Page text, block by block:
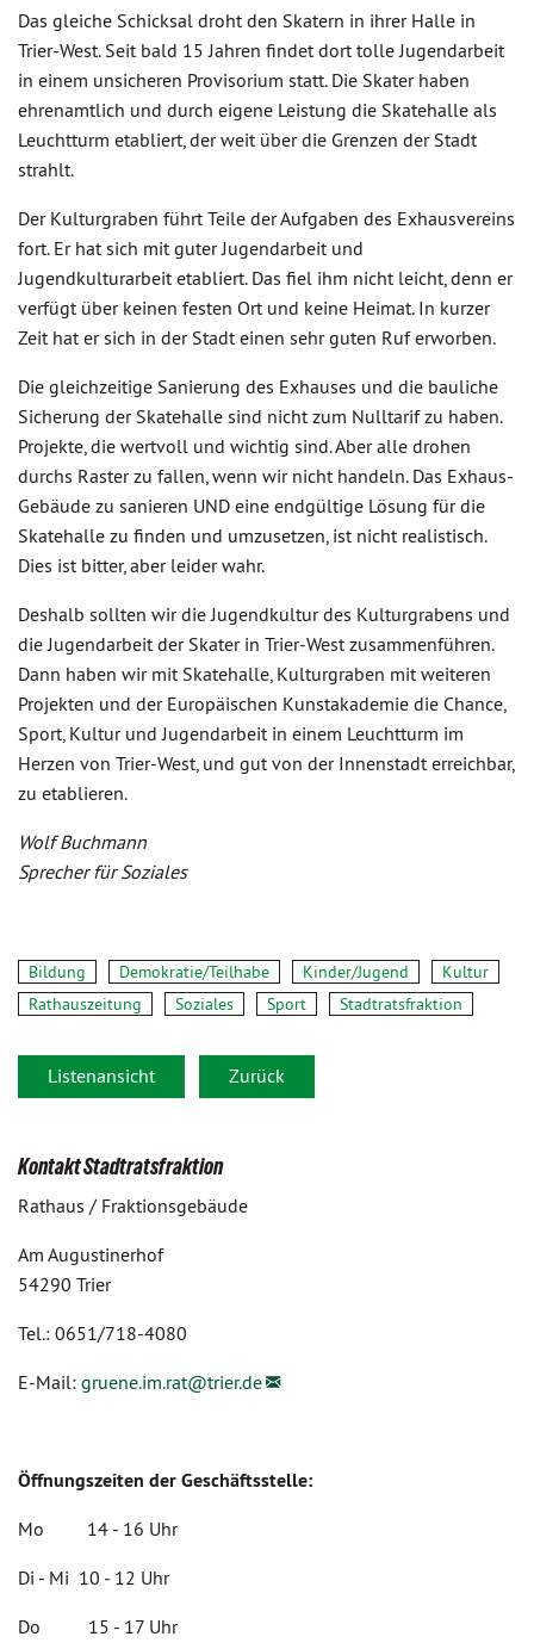
Das gleiche Schicksal droht den Skatern in ihrer Halle in
Trier-West. Seit bald 15 Jahren findet dort tolle Jugendarbeit
in einem unsicheren Provisorium statt. Die Skater haben
ehrenamtlich und durch eigene Leistung die Skatehalle als
Leuchtturm etabliert, der weit über die Grenzen der Stadt
strahlt.
Der Kulturgraben führt Teile der Aufgaben des Exhausvereins
fort. Er hat sich mit guter Jugendarbeit und
Jugendkulturarbeit etabliert. Das fiel ihm nicht leicht, denn er
verfügt über keinen festen Ort und keine Heimat. In kurzer
Zeit hat er sich in der Stadt einen sehr guten Ruf erworben.
Die gleichzeitige Sanierung des Exhauses und die bauliche
Sicherung der Skatehalle sind nicht zum Nulltarif zu haben.
Projekte, die wertvoll und wichtig sind. Aber alle drohen
durchs Raster zu fallen, wenn wir nicht handeln. Das Exhaus-
Gebäude zu sanieren UND eine endgültige Lösung für die
Skatehalle zu finden und umzusetzen, ist nicht realistisch.
Dies ist bitter, aber leider wahr.
Deshalb sollten wir die Jugendkultur des Kulturgrabens und
die Jugendarbeit der Skater in Trier-West zusammenführen.
Dann haben wir mit Skatehalle, Kulturgraben mit weiteren
Projekten und der Europäischen Kunstakademie die Chance,
Sport, Kultur und Jugendarbeit in einem Leuchtturm im
Herzen von Trier-West, und gut von der Innenstadt erreichbar,
zu etablieren.
Wolf Buchmann
Sprecher für Soziales
Bildung Demokratie/Teilhabe Kinder/Jugend
Kultur
Rathauszeitung
Soziales Sport Stadtratsfraktion
Listenansicht Zurück
Kontakt Stadtratsfraktion
Rathaus / Fraktionsgebäude
Am Augustinerhof
54290 Trier
Tel.: 0651/718-4080
E-Mail: gruene.im.rat@trier.de
Öffnungszeiten der Geschäftsstelle:
Mo 14 - 16 Uhr
Di - Mi 10 - 12 Uhr
Do 15 - 17 Uhr